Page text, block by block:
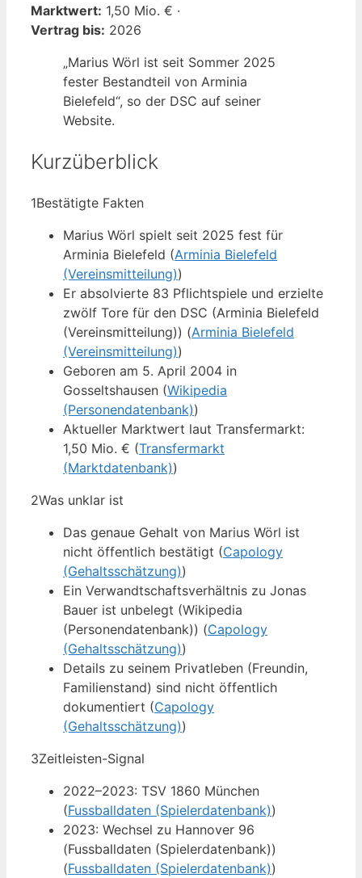
Marktwert: 1,50 Mio. € ·
Vertrag bis: 2026
„Marius Wörl ist seit Sommer 2025
fester Bestandteil von Arminia
Bielefeld“, so der DSC auf seiner
Website.
Kurzüberblick
1Bestätigte Fakten
Marius Wörl spielt seit 2025 fest für
Arminia Bielefeld (Arminia Bielefeld
(Vereinsmitteilung))
Er absolvierte 83 Pflichtspiele und erzielte
zwölf Tore für den DSC (Arminia Bielefeld
(Vereinsmitteilung)) (Arminia Bielefeld
(Vereinsmitteilung))
Geboren am 5. April 2004 in
Gosseltshausen (Wikipedia
(Personendatenbank))
Aktueller Marktwert laut Transfermarkt:
1,50 Mio. € (Transfermarkt
(Marktdatenbank))
2Was unklar ist
Das genaue Gehalt von Marius Wörl ist
nicht öffentlich bestätigt (Capology
(Gehaltsschätzung))
Ein Verwandtschaftsverhältnis zu Jonas
Bauer ist unbelegt (Wikipedia
(Personendatenbank)) (Capology
(Gehaltsschätzung))
Details zu seinem Privatleben (Freundin,
Familienstand) sind nicht öffentlich
dokumentiert (Capology
(Gehaltsschätzung))
3Zeitleisten-Signal
2022–2023: TSV 1860 München
(Fussballdaten (Spielerdatenbank))
2023: Wechsel zu Hannover 96
(Fussballdaten (Spielerdatenbank))
(Fussballdaten (Spielerdatenbank))